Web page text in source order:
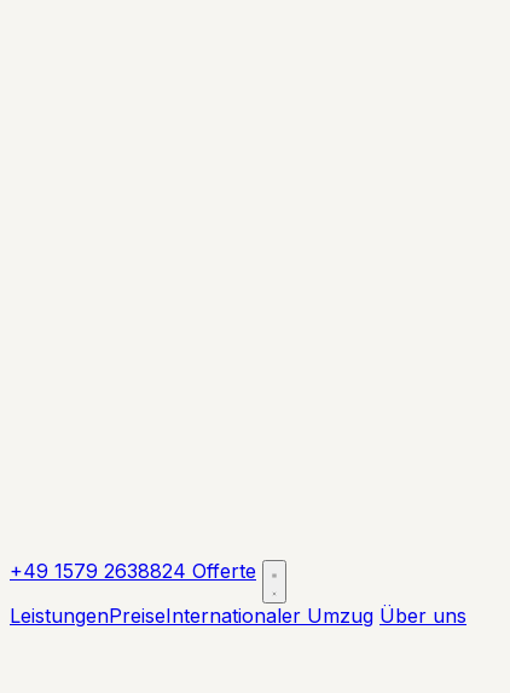
+49 1579 2638824 Offerte
LeistungenPreiseInternationaler Umzug Über uns